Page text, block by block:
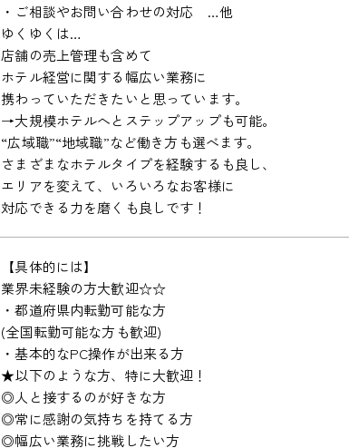
・ご相談やお問い合わせの対応 …他
ゆくゆくは…
店舗の売上管理も含めて
ホテル経営に関する幅広い業務に
携わっていただきたいと思っています。
→大規模ホテルへとステップアップも可能。
“広域職”“地域職”など働き方も選べます。
さまざまなホテルタイプを経験するも良し、
エリアを変えて、いろいろなお客様に
対応できる力を磨くも良しです！
【具体的には】
業界未経験の方大歓迎☆☆
・都道府県内転勤可能な方
(全国転勤可能な方も歓迎)
・基本的なPC操作が出来る方
★以下のような方、特に大歓迎！
◎人と接するのが好きな方
◎常に感謝の気持ちを持てる方
◎幅広い業務に挑戦したい方